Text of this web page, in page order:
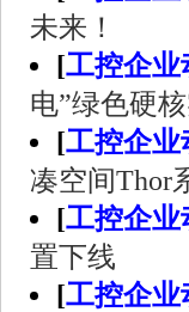
未来！
[工控企业
电”绿色硬
[工控企业
凑空间Thor
[工控企业
置下线
[工控企业